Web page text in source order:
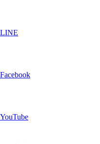
LINE
Facebook
YouTube